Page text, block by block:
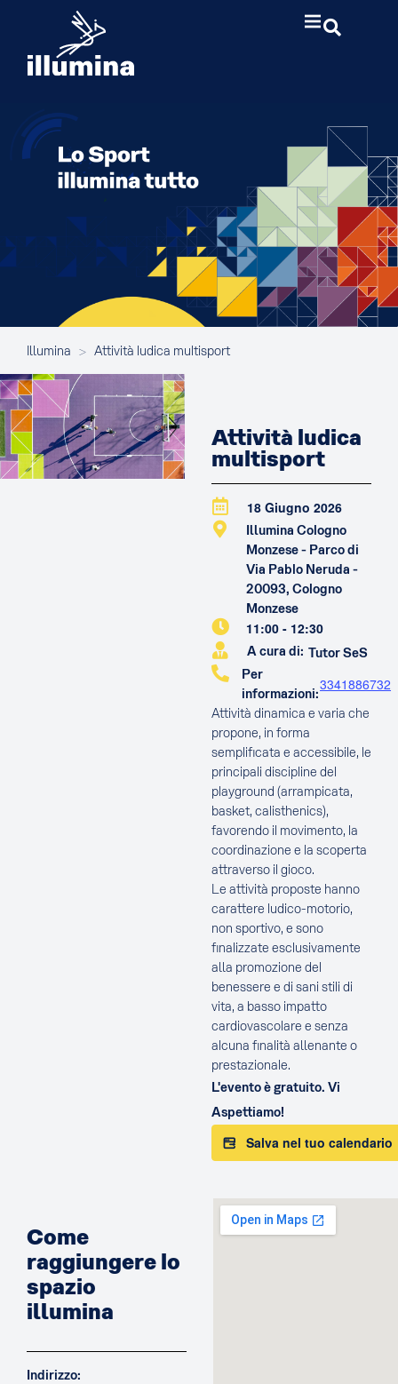
Illumina > Attività ludica multisport
Attività ludica
multisport
18 Giugno 2026
Illumina Cologno
Monzese - Parco di
Via Pablo Neruda -
20093, Cologno
Monzese
11:00 - 12:30
A cura di: Tutor SeS
Per
informazioni:
3341886732
Attività dinamica e varia che
propone, in forma
semplificata e accessibile, le
principali discipline del
playground (arrampicata,
basket, calisthenics),
favorendo il movimento, la
coordinazione e la scoperta
attraverso il gioco.
Le attività proposte hanno
carattere ludico-motorio,
non sportivo, e sono
finalizzate esclusivamente
alla promozione del
benessere e di sani stili di
vita, a basso impatto
cardiovascolare e senza
alcuna finalità allenante o
prestazionale.
L'evento è gratuito. Vi
Aspettiamo!
Salva nel tuo calendario
Come
raggiungere lo
spazio
illumina
Indirizzo: